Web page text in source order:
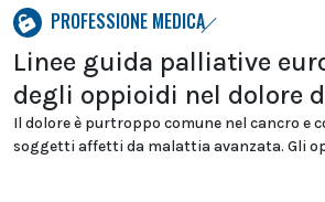
PROFESSIONE MEDICA
Linee guida palliative
degli oppioidi nel dolore
Il dolore è purtroppo comune nel cancro e
soggetti affetti da malattia avanzata. Gli